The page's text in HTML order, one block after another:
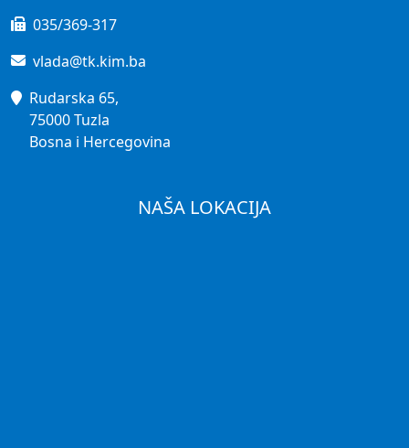
035/369-317
vlada@tk.kim.ba
Rudarska 65,
75000 Tuzla
Bosna i Hercegovina
NAŠA LOKACIJA